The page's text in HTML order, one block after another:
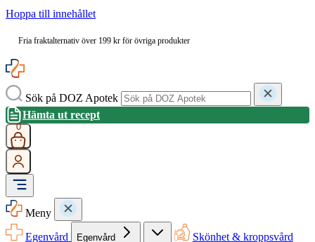
Hoppa till innehållet
Fria fraktalternativ över 199 kr för övriga produkter
Sök på DOZ Apotek
Hämta ut recept
0
Meny
Egenvård
Egenvård Skönhet & kroppsvård